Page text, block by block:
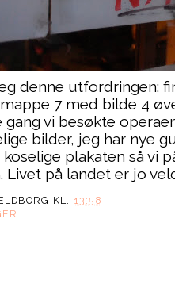
denne utfordringen:
7 med bilde 4
vi besøkte
bilder, jeg har nye
plakaten så vi
Livet på landet er jo
KL. 13:58